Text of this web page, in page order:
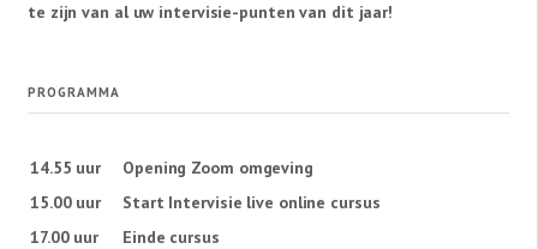
te zijn van al uw intervisie-punten van dit jaar!
PROGRAMMA
14.55 uur
Opening Zoom omgeving
15.00 uur
Start Intervisie live online cursus
17.00 uur
Einde cursus